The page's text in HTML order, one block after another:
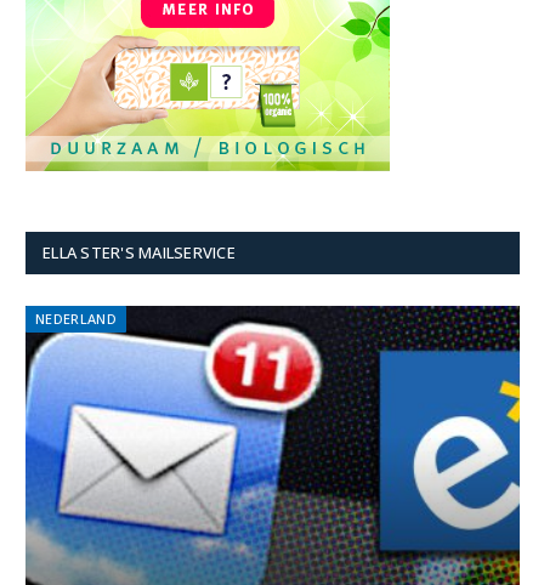
ELLA STER'S MAILSERVICE
NEDERLAND